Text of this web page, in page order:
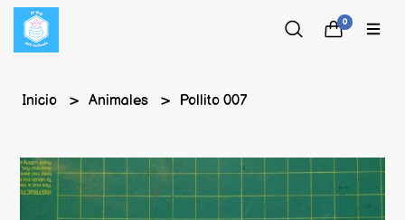
0
Inicio Animales Pollito 007